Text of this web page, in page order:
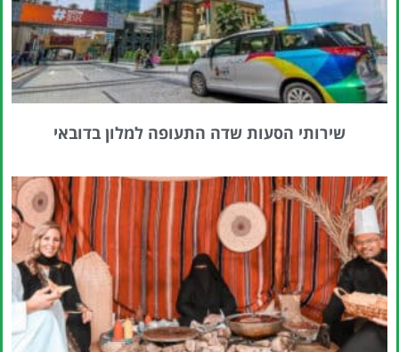
שירותי הסעות שדה התעופה למלון בדובאי